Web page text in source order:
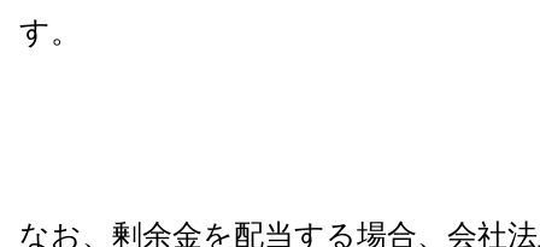
す。
なお、剰余金を配当する場合、会社